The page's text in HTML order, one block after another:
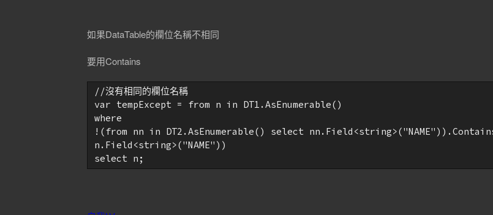
如果DataTable的欄位名稱不相同
要用Contains
//沒有相同的欄位名稱
var tempExcept = from n in DT1.AsEnumerable()
where
!(from nn in DT2.AsEnumerable() select
n.Field<string>("NAME"))
select n;